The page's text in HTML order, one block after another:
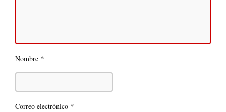
Nombre *
Correo electrónico *